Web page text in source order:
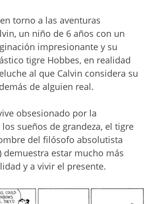
torno a las aventuras
un niño de 6 años con un
impresionante y su
tigre Hobbes, en realidad
al que Calvin considera su
de alguien real.
obsesionado por la
sueños de grandeza, el tigre
del filósofo absolutista
demuestra estar mucho más
y a vivir el presente.